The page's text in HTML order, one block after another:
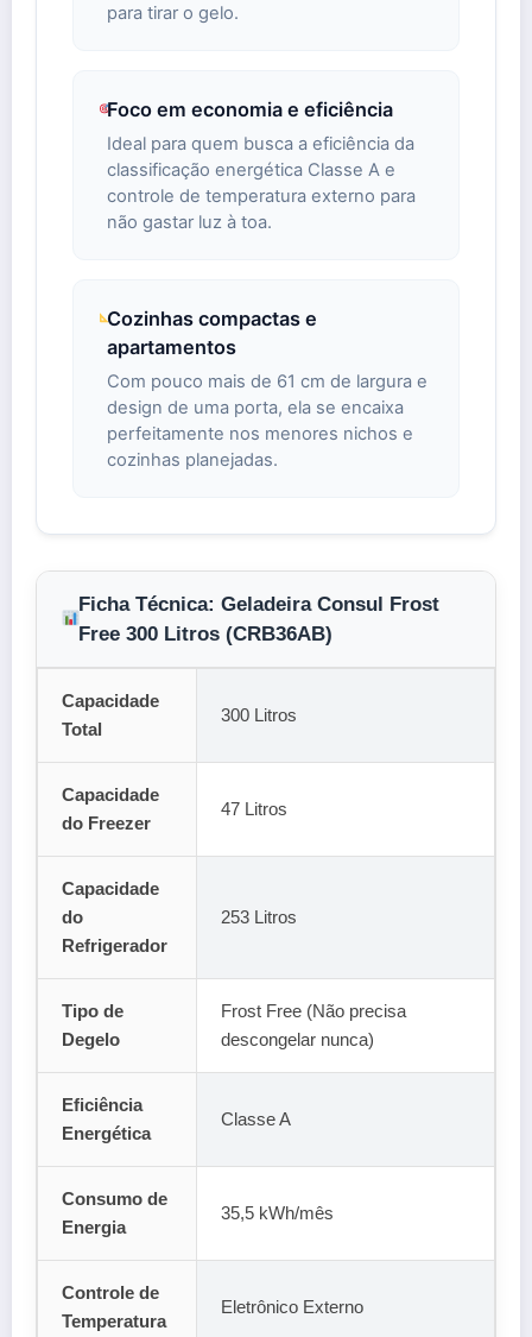
para tirar o gelo.
Foco em economia e eficiência
Ideal para quem busca a eficiência da
classificação energética Classe A e
controle de temperatura externo para
não gastar luz à toa.
Cozinhas compactas e
apartamentos
Com pouco mais de 61 cm de largura e
design de uma porta, ela se encaixa
perfeitamente nos menores nichos e
cozinhas planejadas.
Ficha Técnica: Geladeira Consul Frost
Free 300 Litros (CRB36AB)
Capacidade
Total
300 Litros
Capacidade
do Freezer
47 Litros
Capacidade
do
Refrigerador
253 Litros
Tipo de
Degelo
Frost Free (Não precisa
descongelar nunca)
Eficiência
Energética
Classe A
Consumo de
Energia
35,5 kWh/mês
Controle de
Temperatura
Eletrônico Externo